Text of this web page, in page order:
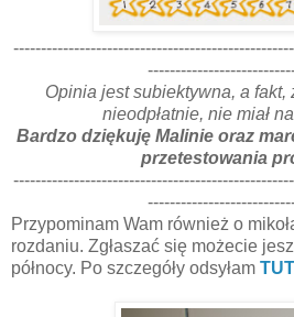
Opinia jest subiektywna, a fakt,
nieodpłatnie, nie miał
Bardzo dziękuję Malinie oraz
przetestowania
Przypominam Wam również o
rozdaniu. Zgłaszać się możecie
północy. Po szczegóły odsyłam